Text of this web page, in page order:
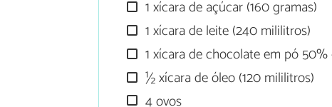
1 xícara de açúcar (160 gramas)
1 xícara de leite (240 mililitros)
1 xícara de chocolate em pó 50%
½ xícara de óleo (120 mililitros)
4 ovos